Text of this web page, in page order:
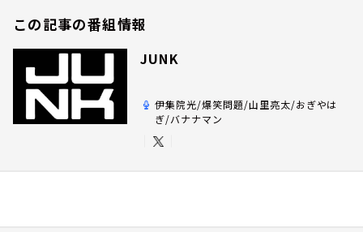
この記事の番組情報
JUNK
伊集院光/爆笑問題/山里亮太/おぎやは
ぎ/バナナマン